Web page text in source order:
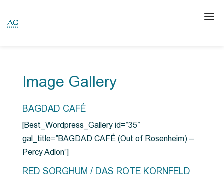
Image Gallery
BAGDAD CAFÉ
[Best_Wordpress_Gallery id=”35″
gal_title=”BAGDAD CAFÉ (Out of Rosenheim) –
Percy Adlon”]
RED SORGHUM / DAS ROTE KORNFELD